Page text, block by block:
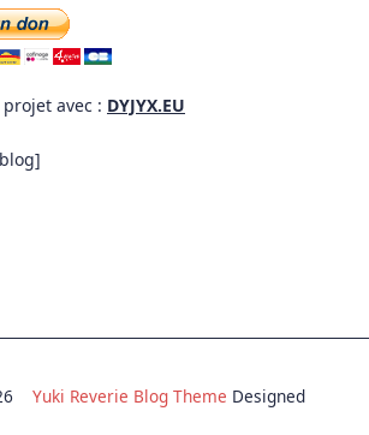
avec : DYJYX.EU
Yuki Reverie Blog Theme Designed